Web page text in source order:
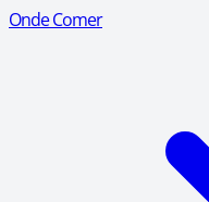
Onde Comer